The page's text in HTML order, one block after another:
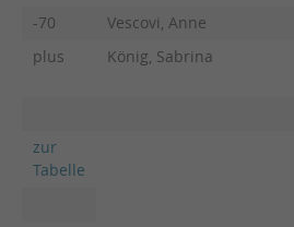
-70
Vescovi, Anne
plus
König, Sabrina
zur
Tabelle